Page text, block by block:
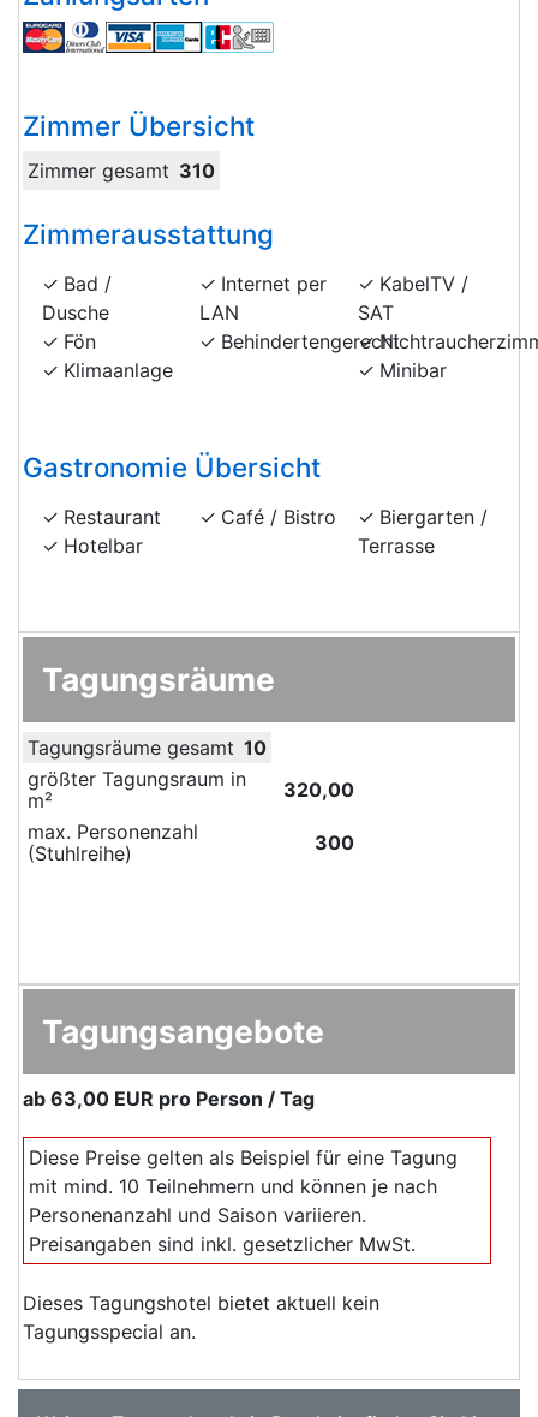
Zimmer Übersicht
Zimmer gesamt 310
Zimmerausstattung
Bad /
Dusche
Fön
Klimaanlage
Internet per
LAN
Behindertengerecht
KabelTV /
SAT
Minibar
Gastronomie Übersicht
Restaurant
Hotelbar
Café / Bistro
Biergarten /
Terrasse
Tagungsräume
Tagungsräume gesamt 10
größter Tagungsraum in
m²
320,00
max. Personenzahl
(Stuhlreihe)
300
Tagungsangebote
ab 63,00 EUR pro Person / Tag
Diese Preise gelten als Beispiel für eine Tagung
mit mind. 10 Teilnehmern und können je nach
Personenanzahl und Saison variieren.
Preisangaben sind inkl. gesetzlicher MwSt.
Dieses Tagungshotel bietet aktuell kein
Tagungsspecial an.